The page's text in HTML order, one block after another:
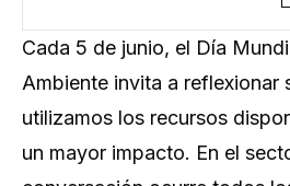
Cada 5 de junio, el Día
Ambiente invita a reflexionar
utilizamos los recursos
un mayor impacto. En el